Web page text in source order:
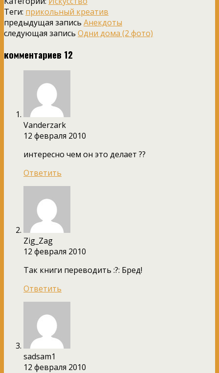
Теги: прикольный креатив
предыдущая запись Анекдоты
следующая запись Одни дома (2 фото)
комментариев 12
Vanderzark
12 февраля 2010
интересно чем он это делает ??
Ответить
Zig_Zag
12 февраля 2010
Так книги переводить :?: Бред!
Ответить
sadsam1
12 февраля 2010